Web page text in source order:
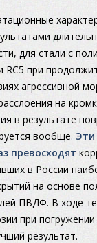
для стали с
RC5 при
агрессивной
на
в результате
вообще. Эти
превосходят
в России
на основе
ПВДФ. В ходе
при
результат.